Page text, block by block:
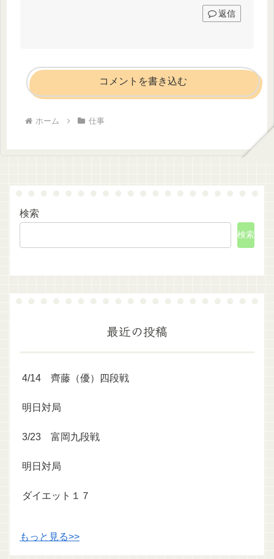
返信
コメントを書き込む
ホーム 仕事
検索
検索
最近の投稿
4/14 齊藤（優）四段戦
明日対局
3/23 富岡九段戦
明日対局
ダイエット１７
もっと見る>>